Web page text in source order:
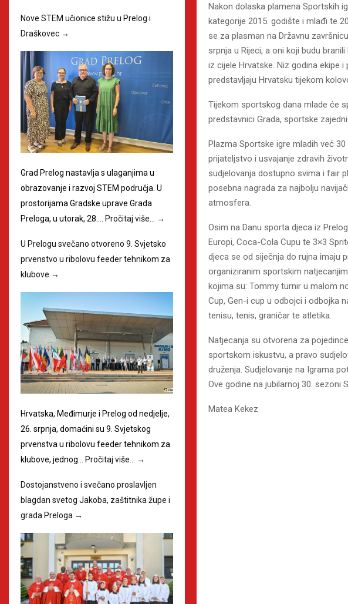
Nakon dolaska plamena Sportskih
kategorije 2015. godište i mlađi te
se za plasman na Državnu
srpnja u Rijeci, a oni koji budu
iz cijele Hrvatske. Niz godina ekipe
predstavljaju Hrvatsku tijekom
Tijekom sportskog dana mlade će
predstavnici Grada, sportske
Plazma Sportske igre mladih već
prijateljstvo i usvajanje zdravih
sudjelovanja dostupno svima i fair
posebna nagrada za najbolju
atmosfera.
Osim na Danu sporta djeca iz
Europi, Coca-Cola Cupu te 3×3
djeca se od siječnja do rujna imaju
organiziranim sportskim
kojima su: Tommy turnir u malom
Cup, Gen-i cup u odbojci i odbojka
tenisu, tenis, graničar te atletika.
Natjecanja su otvorena za
sportskom iskustvu, a pravo
druženja. Sudjelovanje na Igrama
Ove godine na jubilarnoj 30. sezoni
Matea Kekez
Nove STEM učionice stižu u Prelog i
Draškovec →
Grad Prelog nastavlja s ulaganjima u
obrazovanje i razvoj STEM područja. U
prostorijama Gradske uprave Grada
Preloga, u utorak, 28.…
Pročitaj više… →
U Prelogu svečano otvoreno 9. Svjetsko
prvenstvo u ribolovu feeder tehnikom za
klubove →
Hrvatska, Međimurje i Prelog od nedjelje,
26. srpnja, domaćini su 9. Svjetskog
prvenstva u ribolovu feeder tehnikom za
klubove, jednog…
Pročitaj više… →
Dostojanstveno i svečano proslavljen
blagdan svetog Jakoba, zaštitnika župe i
grada Preloga →